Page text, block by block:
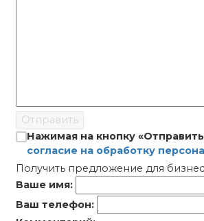
Отправить
Нажимая на кнопку
согласие на обработку
Получить предложение для
Ваше имя:
Ваш телефон: